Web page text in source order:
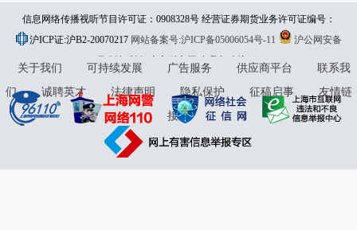
信息网络传播视听节目许可证：0908328号 经营证券期货业务许可证编号：
913101046312860336 违法和不良信息举报:021-61278686 举报邮箱：
jubao@eastmoney.com
沪ICP证:沪B2-20070217 网站备案号:沪ICP备05006054号-11
沪公网安备
31010402000120号版权所有:东方财富网意见与建议:4000300059/952500
关于我们 可持续发展 广告服务 供应商平台
联系我
们
诚聘英才 法律声明 隐私保护 征稿启事
友情链
接